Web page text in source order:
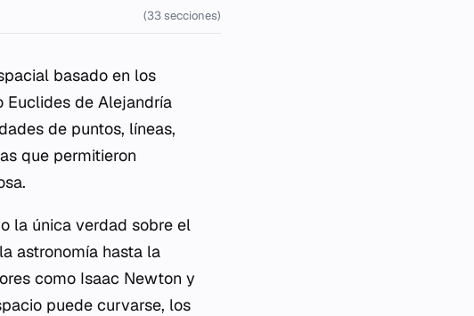
(33 secciones)
basado en los
de Alejandría
de puntos, líneas,
que permitieron
la única verdad sobre el
astronomía hasta la
como Isaac Newton y
puede curvarse, los